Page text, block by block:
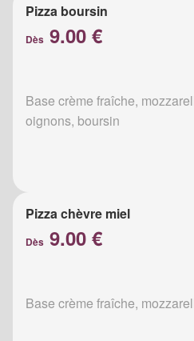
Pizza boursin
Dès 9.00 €
Base crème fraîche,
oignons, boursin
Pizza chèvre miel
Dès 9.00 €
Base crème fraîche,